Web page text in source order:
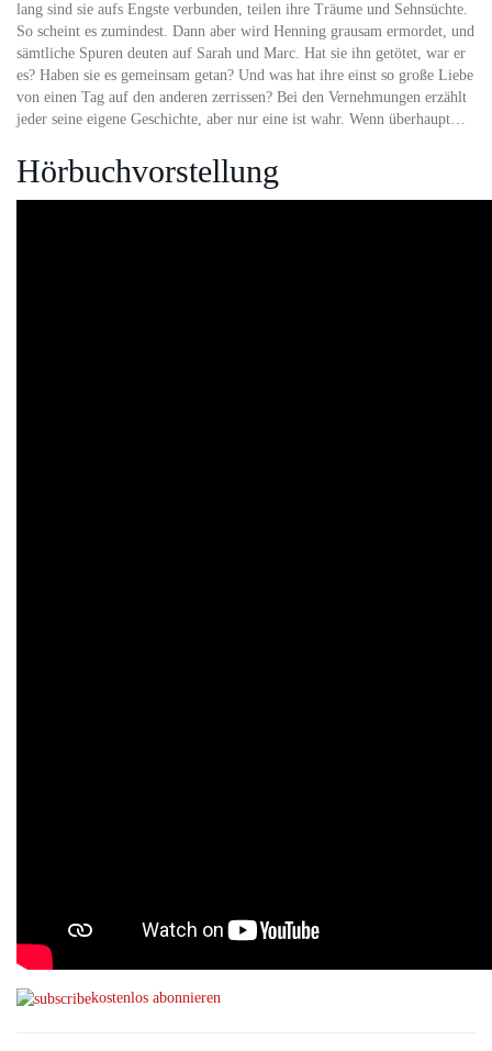
lang sind sie aufs Engste verbunden, teilen ihre Träume und Sehnsüchte.
So scheint es zumindest. Dann aber wird Henning grausam ermordet, und
sämtliche Spuren deuten auf Sarah und Marc. Hat sie ihn getötet, war er
es? Haben sie es gemeinsam getan? Und was hat ihre einst so große Liebe
von einen Tag auf den anderen zerrissen? Bei den Vernehmungen erzählt
jeder seine eigene Geschichte, aber nur eine ist wahr. Wenn überhaupt…
Hörbuchvorstellung
kostenlos abonnieren